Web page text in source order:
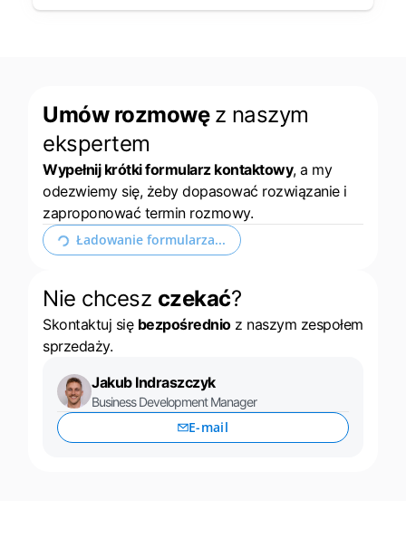
Umów rozmowę z naszym
ekspertem
Wypełnij krótki formularz kontaktowy, a my
odezwiemy się, żeby dopasować rozwiązanie i
zaproponować termin rozmowy.
Rozwiń formularz kontaktowy
Nie chcesz czekać?
Skontaktuj się bezpośrednioz naszym zespołem
sprzedaży.
Jakub Indraszczyk
Business Development Manager
E-mail